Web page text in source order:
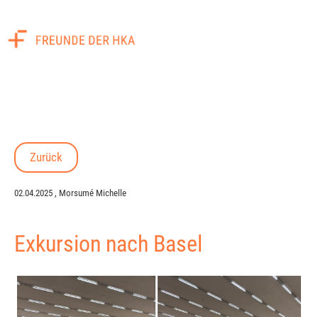
Zurück
02.04.2025 , Morsumé Michelle
Exkursion nach Basel